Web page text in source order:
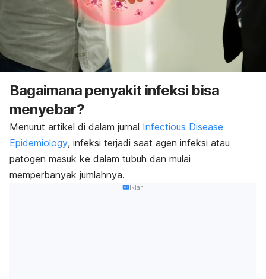
Bagaimana penyakit infeksi bisa
menyebar?
Menurut artikel di dalam jurnal Infectious Disease
Epidemiology, infeksi terjadi saat agen infeksi atau
patogen masuk ke dalam tubuh dan mulai
memperbanyak jumlahnya.
Iklan